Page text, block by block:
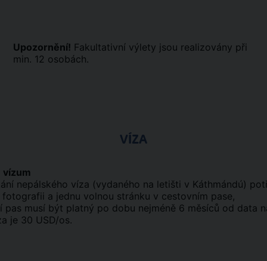
Upozornění! Fakultativní výlety jsou realizovány při
min. 12 osobách.
VÍZA
vízum
nepálského víza (vydaného na letišti v Káthmándú)
a jednu volnou stránku v cestovním pase,
pas musí být platný po dobu nejméně 6 měsíců od data
je 30 USD/os.